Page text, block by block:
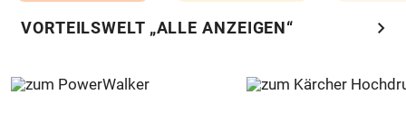
VORTEILSWELT „ALLE ANZEIGEN“ chevron_right